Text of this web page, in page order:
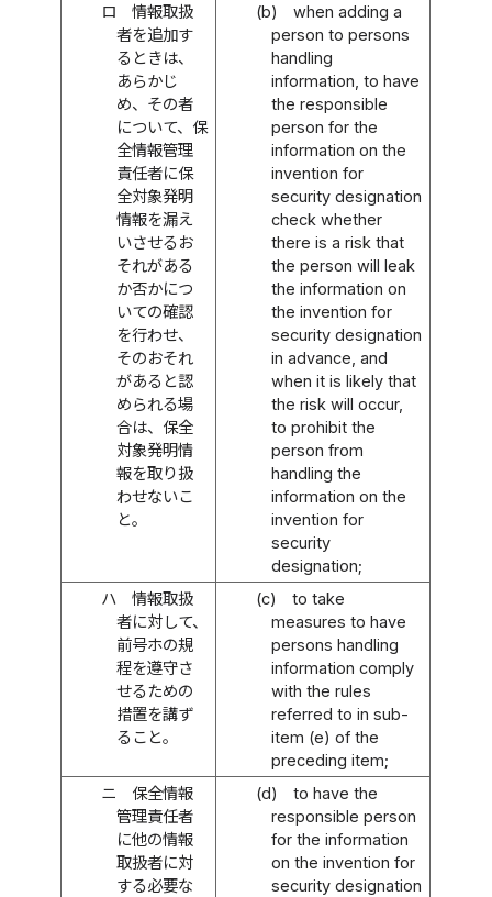
ロ
情報取扱
者を追加す
るときは、
あらかじ
め、その者
について、保
全情報管理
責任者に保
全対象発明
情報を漏え
いさせるお
それがある
か否かにつ
いての確認
を行わせ、
そのおそれ
があると認
められる場
合は、保全
対象発明情
報を取り扱
わせないこ
と。
(b)
when adding a
person to persons
handling
information, to have
the responsible
person for the
information on the
invention for
security designation
check whether
there is a risk that
the person will leak
the information on
the invention for
security designation
in advance, and
when it is likely that
the risk will occur,
to prohibit the
person from
handling the
information on the
invention for
security
designation;
ハ
情報取扱
者に対して、
前号ホの規
程を遵守さ
せるための
措置を講ず
ること。
(c)
to take
measures to have
persons handling
information comply
with the rules
referred to in sub-
item (e) of the
preceding item;
ニ
保全情報
管理責任者
に他の情報
取扱者に対
する必要な
(d)
to have the
responsible person
for the information
on the invention for
security designation